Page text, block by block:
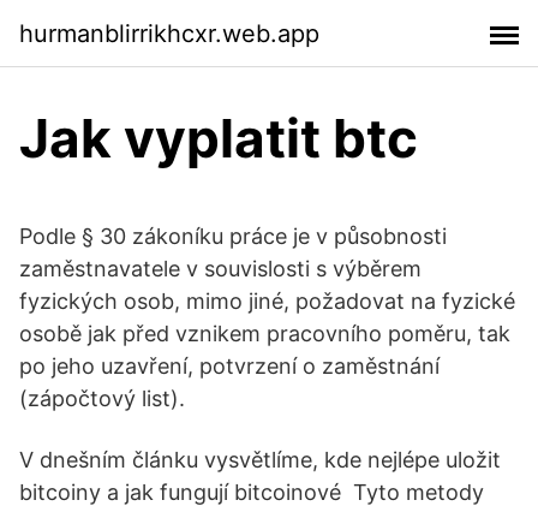
hurmanblirrikhcxr.web.app
Jak vyplatit btc
Podle § 30 zákoníku práce je v působnosti
zaměstnavatele v souvislosti s výběrem
fyzických osob, mimo jiné, požadovat na fyzické
osobě jak před vznikem pracovního poměru, tak
po jeho uzavření, potvrzení o zaměstnání
(zápočtový list).
V dnešním článku vysvětlíme, kde nejlépe uložit
bitcoiny a jak fungují bitcoinové Tyto metody